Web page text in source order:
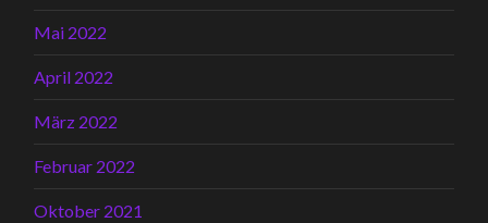
Mai 2022
April 2022
März 2022
Februar 2022
Oktober 2021